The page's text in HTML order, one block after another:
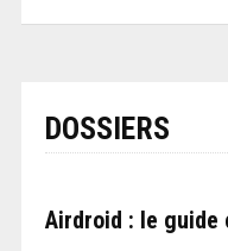
DOSSIERS
Airdroid : le guide